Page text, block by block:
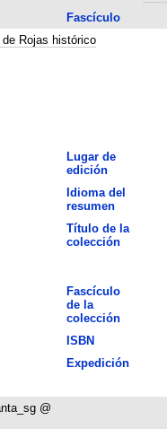
Fascículo
de Rojas histórico
Lugar de
edición
Idioma del
resumen
Título de la
colección
Fascículo
de la
colección
ISBN
Expedición
@